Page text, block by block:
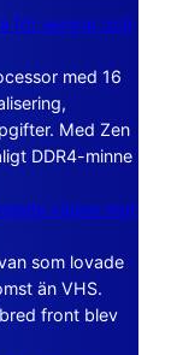
för servrar och
med 16
Med Zen
DDR4-minne
vägen mot
som lovade
än VHS.
front blev